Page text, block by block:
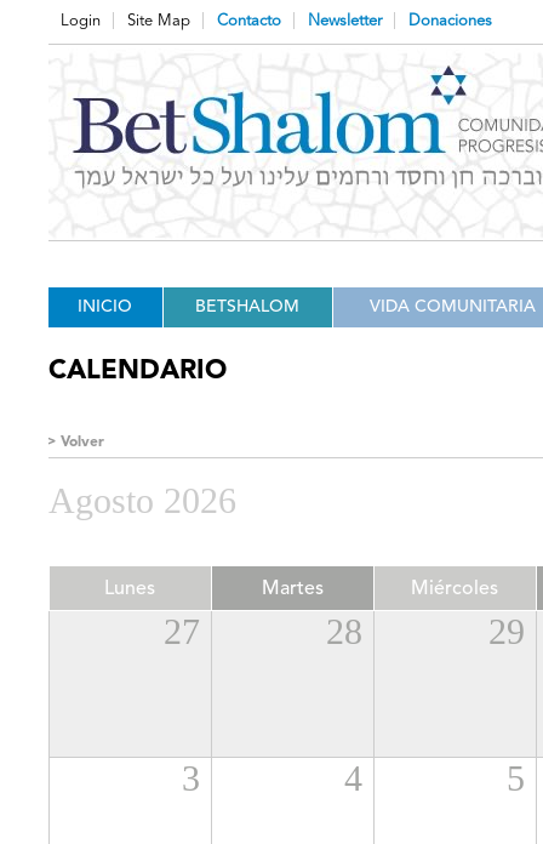
Login Site Map Contacto Newsletter Donaciones
INICIO BETSHALOM VIDA COMUNITARIA
CALENDARIO
Volver
Agosto 2026
Lunes Martes Miércoles
27 28 29
3 4 5